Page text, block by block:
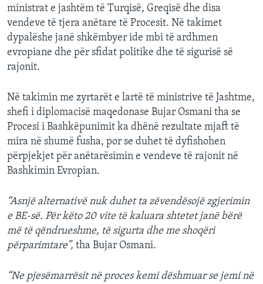
ministrat e jashtëm të Turqisë, Greqisë dhe disa
vendeve të tjera anëtare të Procesit. Në takimet
dypalëshe janë shkëmbyer ide mbi të ardhmen
evropiane dhe për sfidat politike dhe të sigurisë së
rajonit.
Në takimin me zyrtarët e lartë të ministrive të Jashtme,
shefi i diplomacisë maqedonase Bujar Osmani tha se
Procesi i Bashkëpunimit ka dhënë rezultate mjaft të
mira në shumë fusha, por se duhet të dyfishohen
përpjekjet për anëtarësimin e vendeve të rajonit në
Bashkimin Evropian.
“Asnjë alternativë nuk duhet ta zëvendësojë zgjerimin
e BE-së. Për këto 20 vite të kaluara shtetet janë bërë
më të qëndrueshme, të sigurta dhe me shoqëri
përparimtare”, tha Bujar Osmani.
“Ne pjesëmarrësit në proces kemi dëshmuar se jemi në